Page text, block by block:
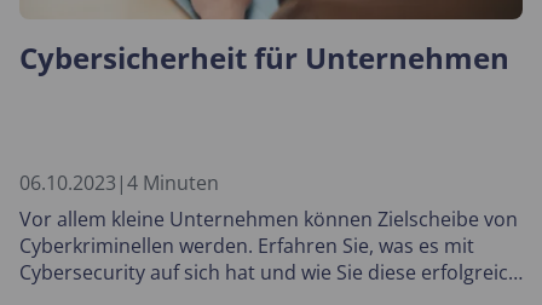
Cybersicherheit für Unternehmen
06.10.2023 |4 Minuten
Vor allem kleine Unternehmen können Zielscheibe von
Cyberkriminellen werden. Erfahren Sie, was es mit
Cybersecurity auf sich hat und wie Sie diese erfolgreich